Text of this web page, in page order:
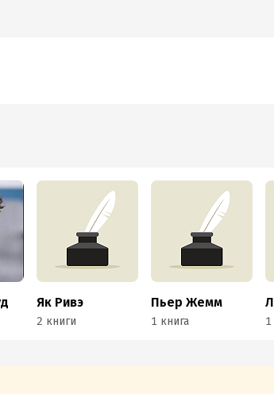
Як Ривэ
2 книги
Пьер Жемм
1 книга 1